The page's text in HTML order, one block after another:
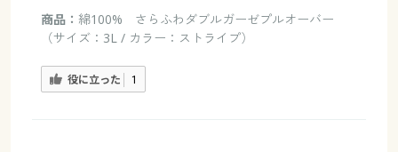
商品： 綿100% さらふわダブルガーゼプルオーバー
（サイズ：3L / カラー：ストライプ）
役に立った 1